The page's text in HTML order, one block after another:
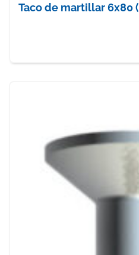
Taco de martillar 6x80